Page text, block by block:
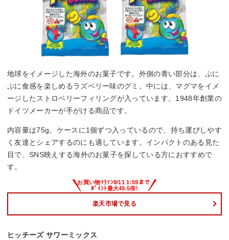
地球をイメージした海外のお菓子です。外側の青い部分は、ぷに
ぷに食感を楽しめるラズベリー味のグミ。中には、マグマをイメ
ージしたストロベリーフィリングが入っています。1948年創業の
ドイツメーカーが手がける商品です。
内容量は75g。ケースに1個ずつ入っているので、持ち運びしやす
く友達とシェアするのにも適しています。インパクトのある見た
目で、SNS映えする海外のお菓子を探している方におすすめで
す。
楽天市場で見る
ヒッチーズ サワーミックス